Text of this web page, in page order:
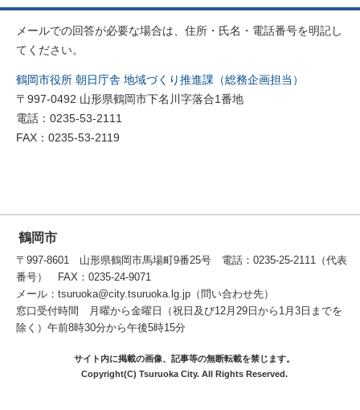
メールでの回答が必要な場合は、住所・氏名・電話番号を明記し
てください。
鶴岡市役所 朝日庁舎 地域づくり推進課（総務企画担当）
〒997-0492 山形県鶴岡市下名川字落合1番地
電話：0235-53-2111
FAX：0235-53-2119
鶴岡市
〒997-8601 山形県鶴岡市馬場町9番25号 電話：0235-25-2111（代表
番号） FAX：0235-24-9071
メール：tsuruoka@city.tsuruoka.lg.jp（問い合わせ先）
窓口受付時間 月曜から金曜日（祝日及び12月29日から1月3日までを
除く）午前8時30分から午後5時15分
サイト内に掲載の画像、記事等の無断転載を禁じます。
Copyright(C) Tsuruoka City. All Rights Reserved.